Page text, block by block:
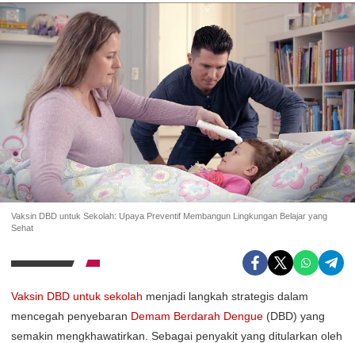
Vaksin DBD untuk Sekolah: Upaya Preventif Membangun Lingkungan Belajar yang
Sehat
Vaksin DBD untuk sekolah menjadi langkah strategis dalam
mencegah penyebaran Demam Berdarah Dengue (DBD) yang
semakin mengkhawatirkan. Sebagai penyakit yang ditularkan oleh